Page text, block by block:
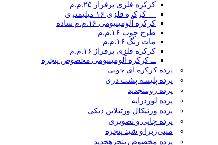
کرکره فلزی پرفراژ ۲۵.م.م
__ کرکره فلزی ۱۶ میلیمتری
کرکره آلومینیومی ۱۶.م.م ساده
طرح چوب ۱۶.م.م
مات رنگ ۱۶.م.م
کرکره فلزی پرفراژ ۱۶.م.م
ــ کرکره آلومینیومی مخصوص پنجره
پرده کرکره ای چوبی
پرده پلیسه پشت دری
پرده رومنجدید
پرده لوردراپه
پرده ورتیکال ورتیلاین دیکی
پرده چاپی و تصویری
مینی‌زبرا و شید پنجره
پرده مخصوص پنجرهجدید